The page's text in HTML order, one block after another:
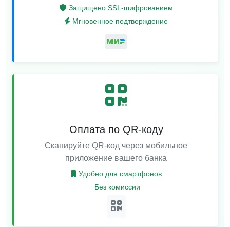
Защищено SSL-шифрованием
Мгновенное подтверждение
Оплата по QR-коду
Сканируйте QR-код через мобильное
приложение вашего банка
Удобно для смартфонов
Без комиссии